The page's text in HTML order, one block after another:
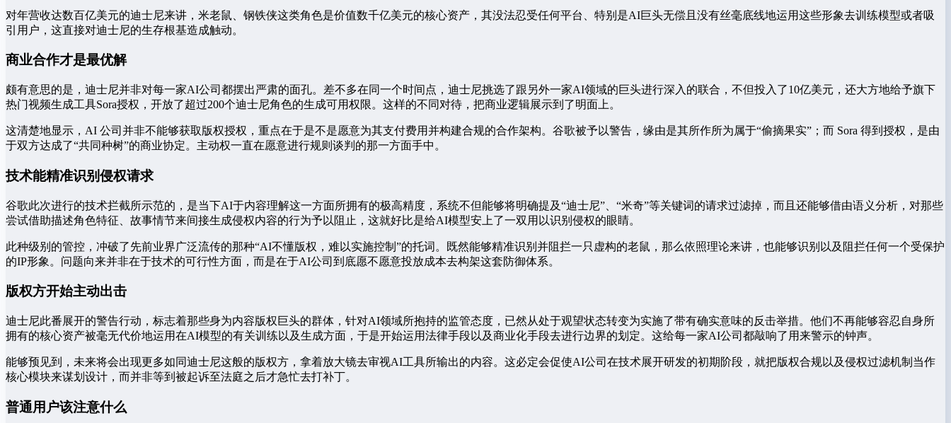
对年营收达数百亿美元的迪士尼来讲，米老鼠、钢铁侠这类角色是价值数千亿美元的核心资产，其没法忍受任何平台、特别是AI巨头无偿且没有丝毫底线地运用这些形象去训练模型或者吸
引用户，这直接对迪士尼的生存根基造成触动。
商业合作才是最优解
颇有意思的是，迪士尼并非对每一家AI公司都摆出严肃的面孔。差不多在同一个时间点，迪士尼挑选了跟另外一家AI领域的巨头进行深入的联合，不但投入了10亿美元，还大方地给予旗下
热门视频生成工具Sora授权，开放了超过200个迪士尼角色的生成可用权限。这样的不同对待，把商业逻辑展示到了明面上。
这清楚地显示，AI 公司并非不能够获取版权授权，重点在于是不是愿意为其支付费用并构建合规的合作架构。谷歌被予以警告，缘由是其所作所为属于“偷摘果实”；而 Sora 得到授权，是由
于双方达成了“共同种树”的商业协定。主动权一直在愿意进行规则谈判的那一方面手中。
技术能精准识别侵权请求
谷歌此次进行的技术拦截所示范的，是当下AI于内容理解这一方面所拥有的极高精度，系统不但能够将明确提及“迪士尼”、“米奇”等关键词的请求过滤掉，而且还能够借由语义分析，对那些
尝试借助描述角色特征、故事情节来间接生成侵权内容的行为予以阻止，这就好比是给AI模型安上了一双用以识别侵权的眼睛。
此种级别的管控，冲破了先前业界广泛流传的那种“AI不懂版权，难以实施控制”的托词。既然能够精准识别并阻拦一只虚构的老鼠，那么依照理论来讲，也能够识别以及阻拦任何一个受保护
的IP形象。问题向来并非在于技术的可行性方面，而是在于AI公司到底愿不愿意投放成本去构架这套防御体系。
版权方开始主动出击
迪士尼此番展开的警告行动，标志着那些身为内容版权巨头的群体，针对AI领域所抱持的监管态度，已然从处于观望状态转变为实施了带有确实意味的反击举措。他们不再能够容忍自身所
拥有的核心资产被毫无代价地运用在AI模型的有关训练以及生成方面，于是开始运用法律手段以及商业化手段去进行边界的划定。这给每一家AI公司都敲响了用来警示的钟声。
能够预见到，未来将会出现更多如同迪士尼这般的版权方，拿着放大镜去审视AI工具所输出的内容。这必定会促使AI公司在技术展开研发的初期阶段，就把版权合规以及侵权过滤机制当作
核心模块来谋划设计，而并非等到被起诉至法庭之后才急忙去打补丁。
普通用户该注意什么